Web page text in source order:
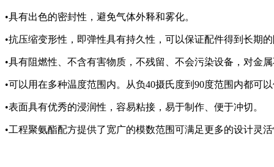
•具有出色的密封性，避免气体外释和雾化。
•抗压缩变形性，即弹性具有持久性，可以保证配件得到长期
•具有阻燃性、不含有害物质，不残留、不会污染设备，对金
•可以用在多种温度范围内。从负40摄氏度到90度范围内都可
•表面具有优秀的浸润性，容易粘接，易于制作、便于冲切。
•工程聚氨酯配方提供了宽广的模数范围可满足更多的设计灵